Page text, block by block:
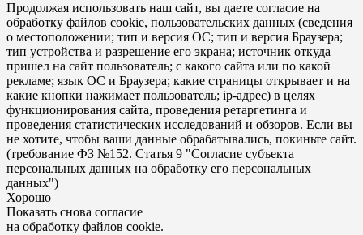
Продолжая использовать наш сайт, вы даете согласие на
обработку файлов cookie, пользовательских данных (сведения
о местоположении; тип и версия ОС; тип и версия Браузера;
тип устройства и разрешение его экрана; источник откуда
пришел на сайт пользователь; с какого сайта или по какой
рекламе; язык ОС и Браузера; какие страницы открывает и на
какие кнопки нажимает пользователь; ip-адрес) в целях
функционирования сайта, проведения ретаргетинга и
проведения статистических исследований и обзоров. Если вы
не хотите, чтобы ваши данные обрабатывались, покиньте сайт.
(требование ФЗ №152. Статья 9 "Согласие субъекта
персональных данных на обработку его персональных
данных")
Хорошо
Показать снова согласие
на обработку файлов cookie.